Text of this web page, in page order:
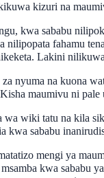
kizuri na
kwa sababu
nilipopata fahamu
Lakini
nyuma na kuona
maumivu ni pale
wiki tatu na kila
kwa sababu
mengi ya
kwa sababu